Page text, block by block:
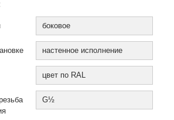
боковое
настенное исполнение
цвет по RAL
G½